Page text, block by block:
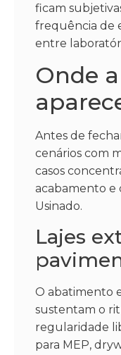
ficam
frequência de
entre
Onde
Antes de
cenários com
casos
acabamento e
Usinado.
Lajes
O abatimento
sustentam o
regularidade
para MEP,